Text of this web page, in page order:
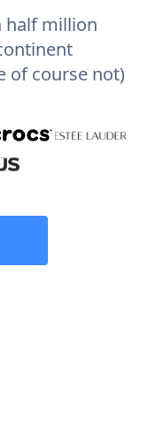
half million
of course not)